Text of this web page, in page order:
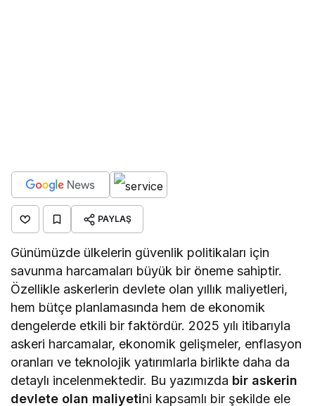
askeri harcamalar, ekonomik gelişmeler, enflasyon
oranları ve teknolojik yatırımlarla birlikte daha da
detaylı incelenmektedir. Bu yazımızda
devlete olan maliyeti
alıyoruz.
İçindekiler
Bir Askerin Devlete Olan Maliyeti 2025 Yılında Ne
Kadar Oldu?
Askeri Maaşlar ve Sosyal Haklar 2025
Askeri Maaşlar
Sosyal Haklar ve Yan Ödemeler
Teçhizat, Eğitim ve Sağlık Giderleri